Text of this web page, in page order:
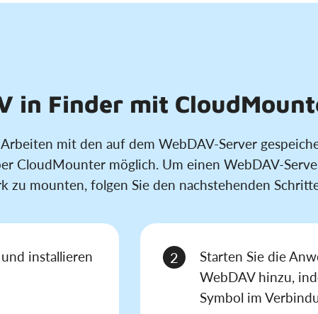
in Finder mit
Arbeiten mit den auf dem WebDAV-Server
CloudMounter möglich. Um einen WebDAV-
zu mounten, folgen Sie den nachstehenden
installieren
2
Starten Sie die
WebDAV hinzu,
Symbol im